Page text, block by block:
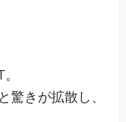
きが拡散し、